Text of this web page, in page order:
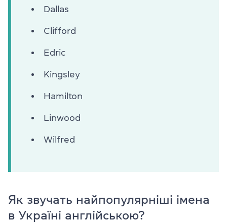
Dallas
Clifford
Edric
Kingsley
Hamilton
Linwood
Wilfred
Як звучать найпопулярніші імена
в Україні англійською?